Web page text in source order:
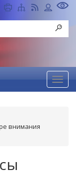
внимания